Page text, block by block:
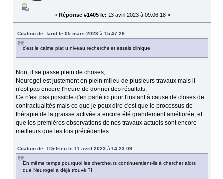
« Réponse #1405 le: 13 avril 2023 à 09:06:18 »
Citation de: farid le 05 mars 2023 à 15:47:28
c'est le calme plat u niveau recherche et essais clinique
Non, il se passe plein de choses,
Neurogel est justement en plein milieu de plusieurs travaux mais il
n'est pas encore l'heure de donner des résultats.
Ce n'est pas possible d'en parlé ici pour l'instant à cause de closes de
contractualités mais ce que je peux dire c'est que le processus de
thérapie de la graisse activée a encore été grandement améliorée, et
que les premières observations de nos travaux actuels sont encore
meilleurs que les fois précédentes.
Citation de: TDelrieu le 11 avril 2023 à 14:23:09
En même temps pourquoi les chercheurs continueraient-ils à chercher alors
que Neurogel a déjà trouvé ?!